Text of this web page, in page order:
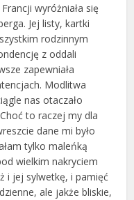
wyróżniała się
Jej listy, kartki
rodzinnym
z oddali
zapewniała
Modlitwa
nas otaczało
to raczej my dla
dane mi było
tylko maleńką
wielkim nakryciem
i jej sylwetkę, i pamięć
ale jakże bliskie,